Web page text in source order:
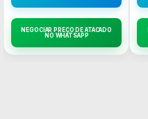
NEGOCIAR PREÇO DE ATACADO
NO WHATSAPP